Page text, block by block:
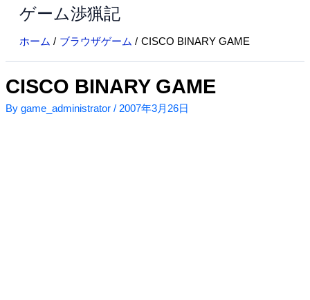
ス
キ
ッ
プ
ゲーム渉猟記
ホーム ブラウザゲーム CISCO BINARY GAME
CISCO BINARY GAME
By game_administrator / 2007年3月26日